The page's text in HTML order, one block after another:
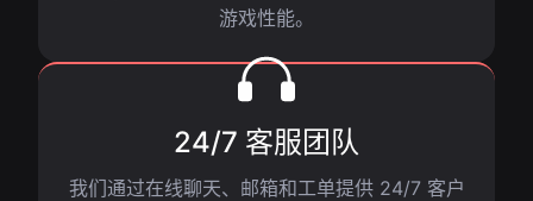
游戏性能。
24/7 客服团队
我们通过在线聊天、邮箱和工单提供 24/7 客户